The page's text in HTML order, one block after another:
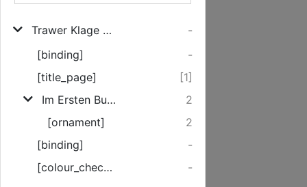
Trawer Klage Und Grabe-Lied über das unverhoffte/hochbetrübte und klägliche/jdoch seelige Ableiben aus diesem Leben Des ... H. Hieronymi Georgii von der Osten/ Dero zu Dännemarck/ Norwegen Königlichen Majestät. zu Schleswig/Holstein regierenden Hochfürstlichen Durchläuchtigkeit ... Raht ... Als derselbe im Jahr 1659 den 29 May ... entschlaffen ... und dan auff den 26 Julii zu Delmenhorst ... beygesetzet
-
[binding]
-
[title_page]
[1]
Im Ersten Buch Moses am XLVII. ...
2
[ornament]
2
[binding]
-
[colour_checker]
-